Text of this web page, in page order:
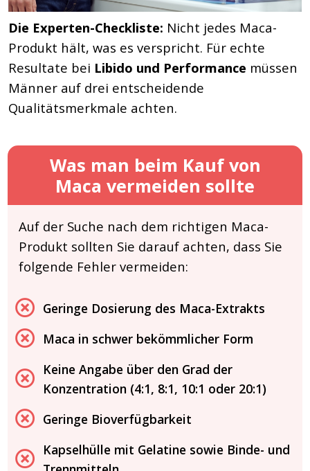
Die Experten-Checkliste: Nicht jedes Maca-
Produkt hält, was es verspricht. Für echte
Resultate bei Libido und Performance müssen
Männer auf drei entscheidende
Qualitätsmerkmale achten.
Was man beim Kauf von
Maca vermeiden sollte
Auf der Suche nach dem richtigen Maca-
Produkt sollten Sie darauf achten, dass Sie
folgende Fehler vermeiden:
Geringe Dosierung des Maca-Extrakts
Maca in schwer bekömmlicher Form
Keine Angabe über den Grad der
Konzentration (4:1, 8:1, 10:1 oder 20:1)
Geringe Bioverfügbarkeit
Kapselhülle mit Gelatine sowie Binde- und